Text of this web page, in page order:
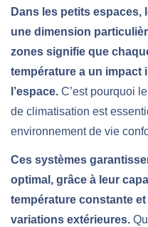
Dans les petits espaces,
une dimension
zones signifie que
température a un impact
l’espace. C’est pourquoi
de climatisation est
environnement de vie
Ces systèmes
optimal, grâce à leur
température constante
variations extérieures.